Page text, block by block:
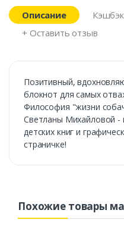
Описание
+ Оставить отзыв
Позитивный,
блокнот для самых
Философия "жизни
Светланы Михайловой -
детских книг и
страничке!
Похожие товары